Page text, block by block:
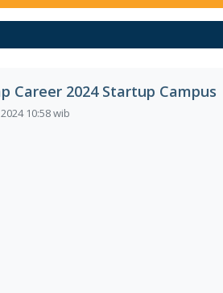
Career 2024 Startup Campus
10:58 wib